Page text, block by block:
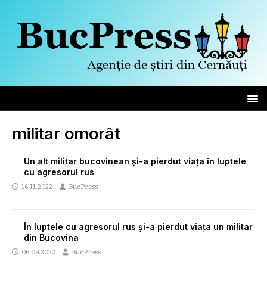
militar omorât
Un alt militar bucovinean și-a pierdut viața în luptele
cu agresorul rus
16.11.2022 BucPress
În luptele cu agresorul rus și-a pierdut viața un militar
din Bucovina
06.09.2022 BucPress